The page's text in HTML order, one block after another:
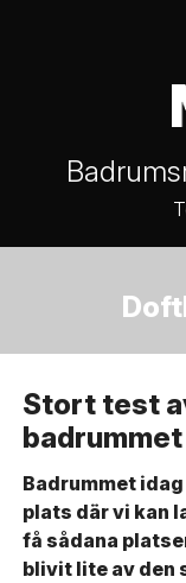
Stort test
badrummet
Badrummet
plats där vi kan
få sådana
blivit lite av den